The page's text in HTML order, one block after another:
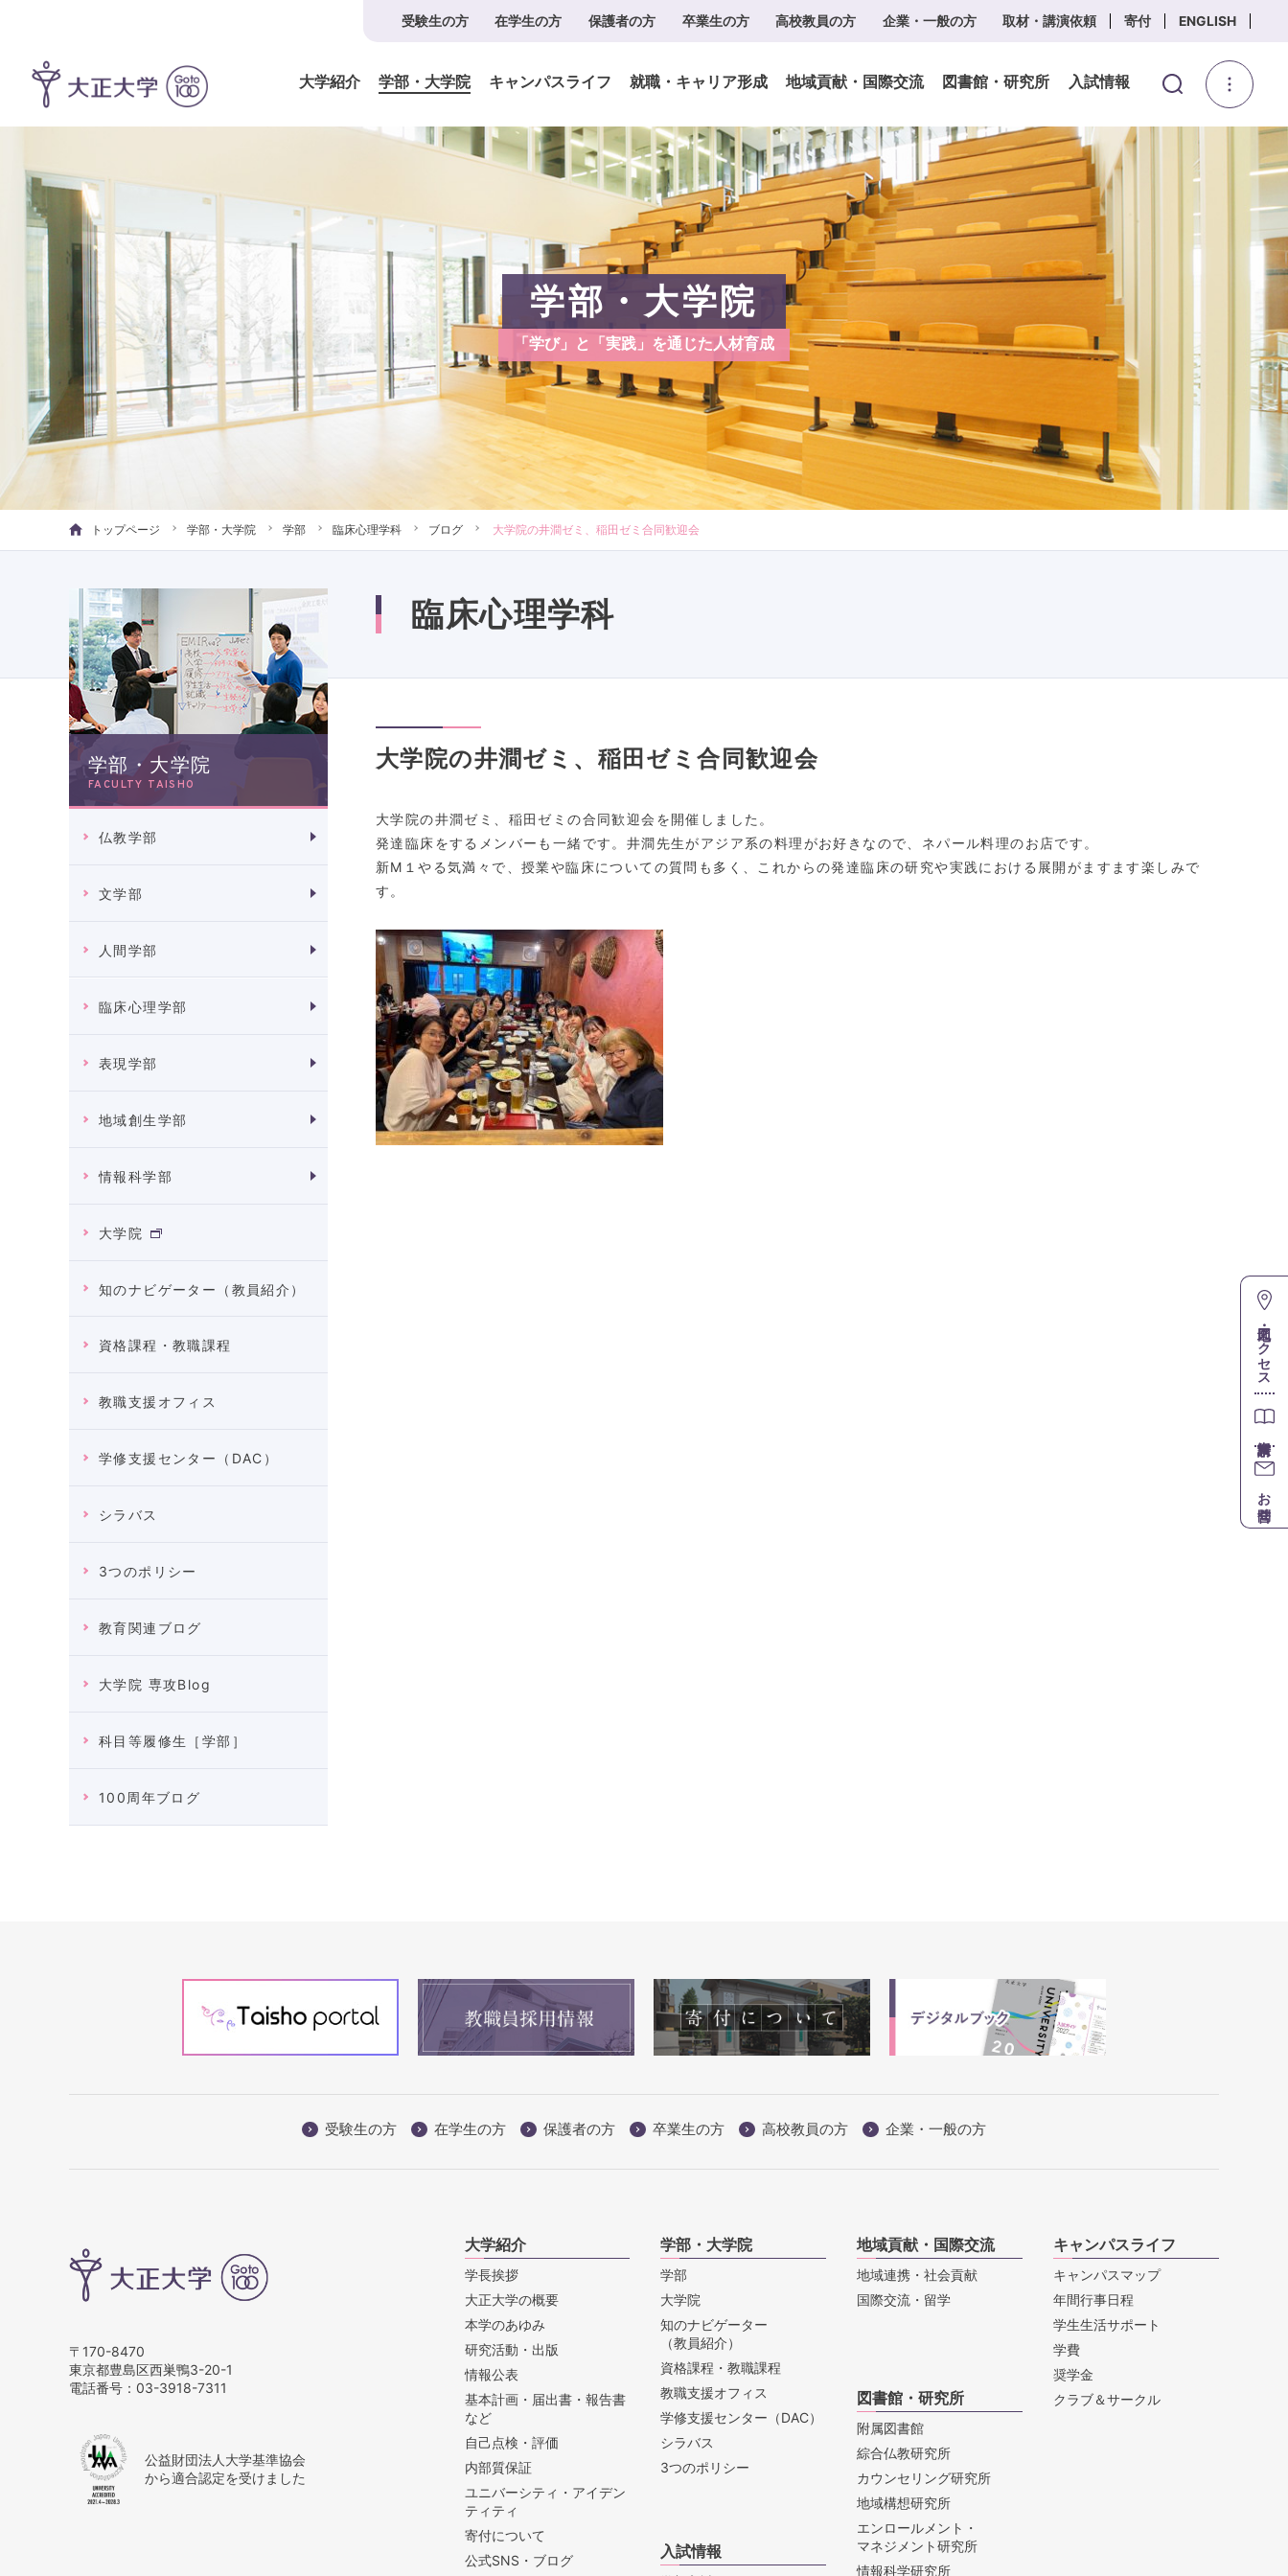
受験生の方 在学生の方 保護者の方 卒業生の方 高校教員の方 企業・一般の方 取材・講演依頼 寄付 ENGLISH
大学紹介 学部・大学院 キャンパスライフ 就職・キャリア形成 地域貢献・国際交流 図書館・研究所 入試情報
学部・大学院
「学び」と「実践」を通じた人材育成
トップページ 学部・大学院 学部 臨床心理学科 ブログ 大学院の井澗ゼミ、稲田ゼミ合同歓迎会
学部・大学院
FACULTY TAISHO
仏教学部
文学部
人間学部
臨床心理学部
表現学部
地域創生学部
情報科学部
大学院
知のナビゲーター（教員紹介）
資格課程・教職課程
教職支援オフィス
学修支援センター（DAC）
シラバス
3つのポリシー
教育関連ブログ
大学院 専攻Blog
科目等履修生［学部］
100周年ブログ
臨床心理学科
大学院の井澗ゼミ、稲田ゼミ合同歓迎会
大学院の井澗ゼミ、稲田ゼミの合同歓迎会を開催しました。
発達臨床をするメンバーも一緒です。井澗先生がアジア系の料理がお好きなので、ネパール料理のお店です。
新M１やる気満々で、授業や臨床についての質問も多く、これからの発達臨床の研究や実践における展開がますます楽しみで
す。
受験生の方 在学生の方 保護者の方 卒業生の方 高校教員の方 企業・一般の方
〒170-8470
東京都豊島区西巣鴨3-20-1
電話番号： 03-3918-7311
公益財団法人大学基準協会
から適合認定を受けました
大学紹介
学長挨拶
大正大学の概要
本学のあゆみ
研究活動・出版
情報公表
基本計画・届出書・報告書
など
自己点検・評価
内部質保証
ユニバーシティ・アイデン
ティティ
寄付について
公式SNS・ブログ
学部・大学院
学部
大学院
知のナビゲーター
（教員紹介）
資格課程・教職課程
教職支援オフィス
学修支援センター（DAC）
シラバス
3つのポリシー
地域貢献・国際交流
地域連携・社会貢献
国際交流・留学
キャンパスライフ
キャンパスマップ
年間行事日程
学生生活サポート
学費
奨学金
クラブ＆サークル
入試情報
図書館・研究所
附属図書館
綜合仏教研究所
カウンセリング研究所
地域構想研究所
エンロールメント・
マネジメント研究所
情報科学研究所
地図・アクセス
お問合せ